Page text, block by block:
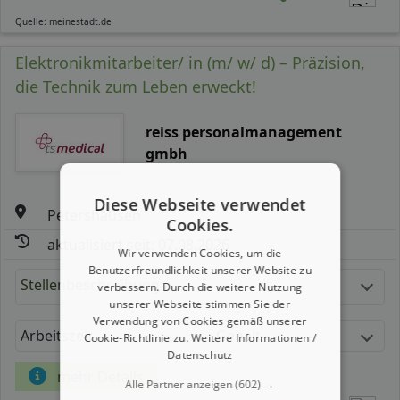
Quelle: meinestadt.de
Elektronikmitarbeiter/ in (m/ w/ d) – Präzision,
die Technik zum Leben erweckt!
reiss personalmanagement
gmbh
Petershausen
aktualisiert seit: 07.08.2026
Stellenbeschreibung:
Arbeitszeit Gehalt
mehr Details
Diese Webseite verwendet
Cookies.
Wir verwenden Cookies, um die
Benutzerfreundlichkeit unserer Website zu
verbessern. Durch die weitere Nutzung
unserer Webseite stimmen Sie der
Verwendung von Cookies gemäß unserer
Cookie-Richtlinie zu.Weitere Informationen /
Datenschutz
Alle Partner anzeigen(602) →